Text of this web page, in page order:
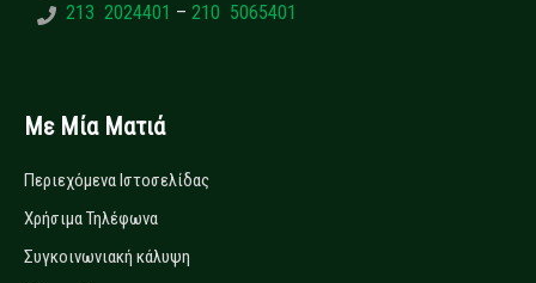
213 2024401 – 210 5065401
Με Μία Ματιά
Περιεχόμενα Ιστοσελίδας
Χρήσιμα Τηλέφωνα
Συγκοινωνιακή κάλυψη